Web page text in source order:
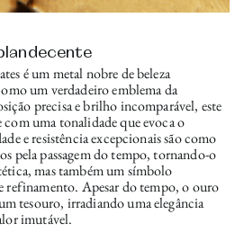
é um metal nobre de beleza
um verdadeiro emblema da
precisa e brilho incomparável, este
uma tonalidade que evoca o
e resistência excepcionais são como
pela passagem do tempo, tornando-o
mas também um símbolo
refinamento. Apesar do tempo, o ouro
tesouro, irradiando uma elegância
imutável.